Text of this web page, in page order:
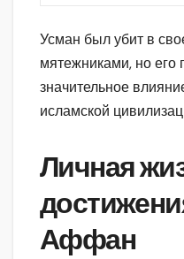
Усман был убит в
мятежниками, но его
значительное
исламской
Личная
Аффан